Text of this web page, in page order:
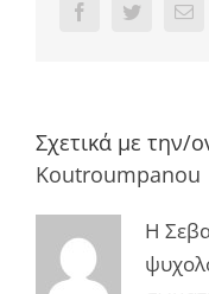
FacebookTwitter
Σχετικά με την/
Koutroumpanou
Η